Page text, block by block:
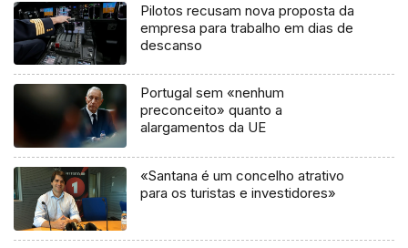
Pilotos recusam nova proposta da
empresa para trabalho em dias de
descanso
Portugal sem «nenhum
preconceito» quanto a
alargamentos da UE
«Santana é um concelho atrativo
para os turistas e investidores»